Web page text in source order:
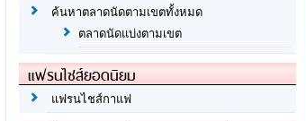
ค้นหาตลาดนัดตามเขตทั้งหมด
ตลาดนัดแบ่งตามเขต
แฟรนไชส์ยอดนิยม
แฟรนไชส์กาแฟ